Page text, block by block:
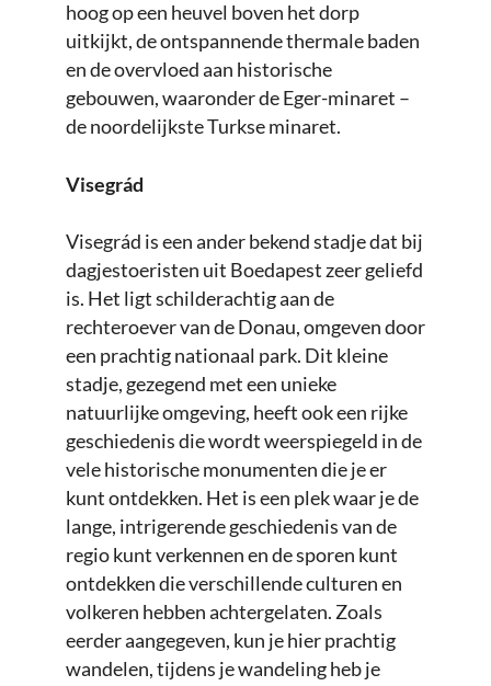
hoog op een heuvel boven het dorp
uitkijkt, de ontspannende thermale baden
en de overvloed aan historische
gebouwen, waaronder de Eger-minaret –
de noordelijkste Turkse minaret.
Visegrád
Visegrád is een ander bekend stadje dat bij
dagjestoeristen uit Boedapest zeer geliefd
is. Het ligt schilderachtig aan de
rechteroever van de Donau, omgeven door
een prachtig nationaal park. Dit kleine
stadje, gezegend met een unieke
natuurlijke omgeving, heeft ook een rijke
geschiedenis die wordt weerspiegeld in de
vele historische monumenten die je er
kunt ontdekken. Het is een plek waar je de
lange, intrigerende geschiedenis van de
regio kunt verkennen en de sporen kunt
ontdekken die verschillende culturen en
volkeren hebben achtergelaten. Zoals
eerder aangegeven, kun je hier prachtig
wandelen, tijdens je wandeling heb je